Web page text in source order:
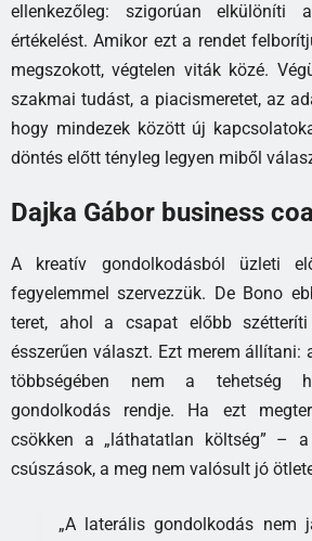
ellenkezőleg: szigorúan elkülöníti
értékelést. Amikor ezt a rendet
megszokott, végtelen viták közé.
szakmai tudást, a piacismeretet, az
hogy mindezek között új
döntés előtt tényleg legyen miből
Dajka Gábor business
A kreatív gondolkodásból üzleti
fegyelemmel szervezzük. De Bono
teret, ahol a csapat előbb
ésszerűen választ. Ezt merem állítani:
többségében nem a tehetség
gondolkodás rendje. Ha ezt
csökken a „láthatatlan költség” –
csúszások, a meg nem valósult jó
„A laterális gondolkodás nem